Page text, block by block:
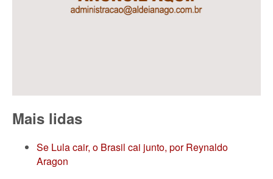
Mais lidas
Se Lula cair, o Brasil cai junto, por Reynaldo
Aragon